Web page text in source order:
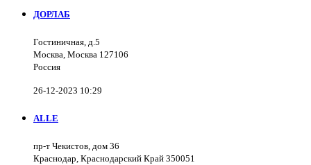
ДОРЛАБ
Гостиничная, д.5
Москва, Москва 127106
Россия
26-12-2023 10:29
ALLE
пр-т Чекистов, дом 36
Краснодар, Краснодарский Край 350051